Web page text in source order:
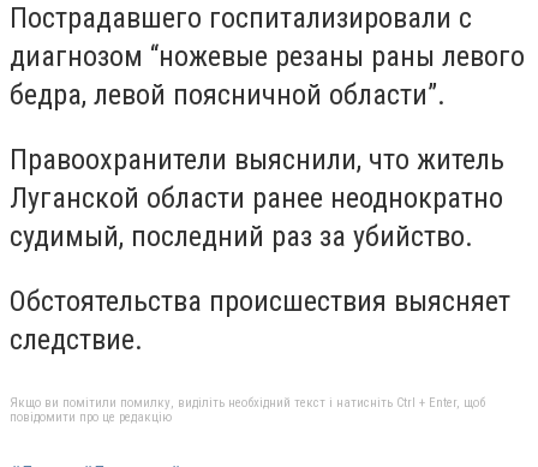
Пострадавшего госпитализировали с
диагнозом “ножевые резаны раны левого
бедра, левой поясничной области”.
Правоохранители выяснили, что житель
Луганской области ранее неоднократно
судимый, последний раз за убийство.
Обстоятельства происшествия выясняет
следствие.
Якщо ви помітили помилку, виділіть необхідний текст і натисніть Ctrl + Enter, щоб
повідомити про це редакцію